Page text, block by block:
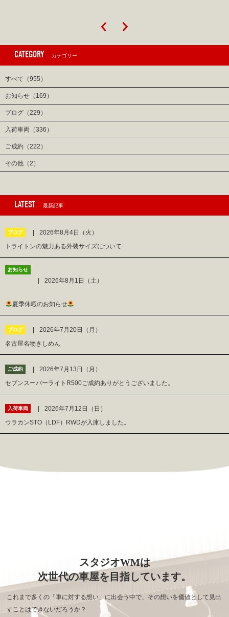
CATEGORY カテゴリー
すべて（955）
お知らせ（169）
ブログ（229）
入荷車両（336）
ご成約（222）
その他（2）
LATEST 最新記事
ブログ
2026年8月4日（火）
トライトンの魅力ある外装サイズについて
お知らせ
2026年8月1日（土）
夏季休暇のお知らせ
ブログ
2026年7月20日（月）
名古屋名物きしめん
ご成約
2026年7月13日（月）
セブンスーパーライトR500ご成約ありがとうございました。
入荷車両
2026年7月12日（日）
ウラカンSTO（LDF）RWDが入庫しました。
スタジオWMは
次世代の車屋を目指しています。
これまで多くの「車に対する想い」に出会う中で、その想いを価値として見出
すことはできないだろうか？